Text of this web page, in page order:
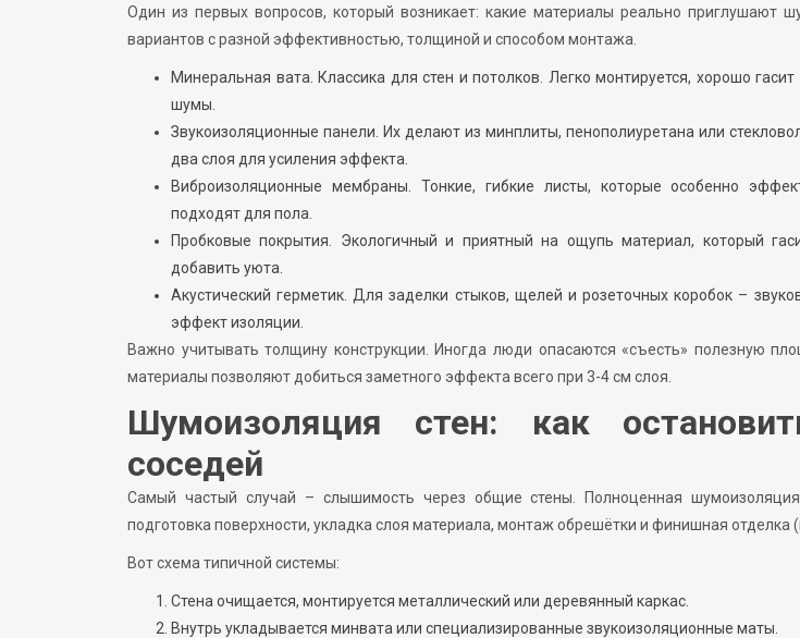
Один из первых вопросов, который возникает: какие материалы реально приглушают
вариантов с разной эффективностью, толщиной и способом монтажа.
Минеральная вата. Классика для стен и потолков. Легко монтируется, хорошо
шумы.
Звукоизоляционные панели. Их делают из минплиты, пенополиуретана или
два слоя для усиления эффекта.
Виброизоляционные мембраны. Тонкие, гибкие листы, которые особенно
подходят для пола.
Пробковые покрытия. Экологичный и приятный на ощупь материал, который
добавить уюта.
Акустический герметик. Для заделки стыков, щелей и розеточных коробок –
эффект изоляции.
Важно учитывать толщину конструкции. Иногда люди опасаются «съесть» полезную
материалы позволяют добиться заметного эффекта всего при 3-4 см слоя.
Шумоизоляция стен: как
соседей
Самый частый случай – слышимость через общие стены. Полноценная шумоизоляция
подготовка поверхности, укладка слоя материала, монтаж обрешётки и финишная отделка
Вот схема типичной системы:
Стена очищается, монтируется металлический или деревянный каркас.
Внутрь укладывается минвата или специализированные звукоизоляционные маты.